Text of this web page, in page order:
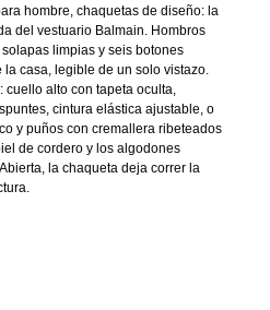
hombre, chaquetas de diseño: la
del vestuario Balmain. Hombros
limpias y seis botones
casa, legible de un solo vistazo.
cuello alto con tapeta oculta,
cintura elástica ajustable, o
y puños con cremallera ribeteados
de cordero y los algodones
la chaqueta deja correr la